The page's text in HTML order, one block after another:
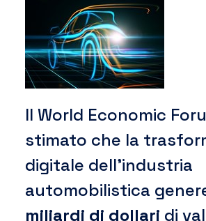
Il World Economic
stimato che la
digitale dell’industria
automobilistica
miliardi di dollari di